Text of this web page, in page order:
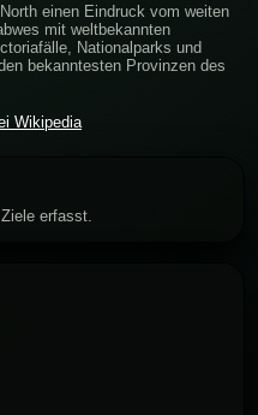
einen Eindruck vom weiten
mit weltbekannten
Nationalparks und
bekanntesten Provinzen des
Wikipedia
erfasst.